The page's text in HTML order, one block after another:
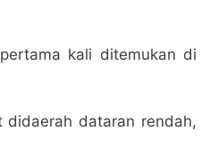
kali ditemukan di
didaerah dataran rendah,